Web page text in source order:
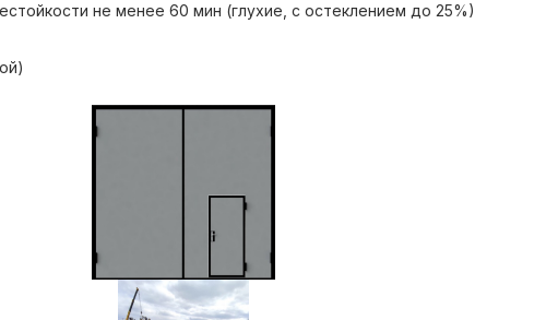
не менее 60 мин (глухие, с остеклением до 25%)